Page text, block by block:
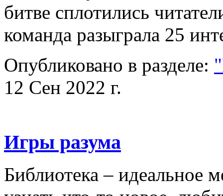
битве сплотились
команда разыграла 25
Опубликовано в разделе:
12 Сен 2022 г.
Игры разума
Библиотека – идеальное